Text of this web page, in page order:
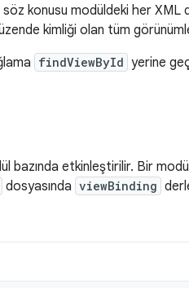
konusu modüldeki her XML
kimliği olan tüm
findViewById yerine
bazında etkinleştirilir. Bir
dosyasında viewBinding